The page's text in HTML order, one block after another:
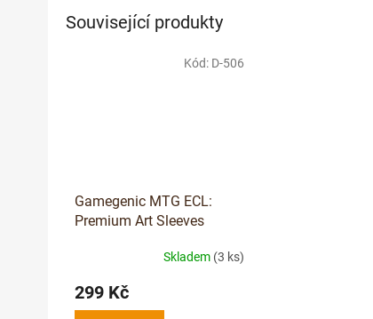
Související produkty
Gamegenic MTG ECL:
Premium Art Sleeves
Skladem (3 ks)
299 Kč
Kód: D-506